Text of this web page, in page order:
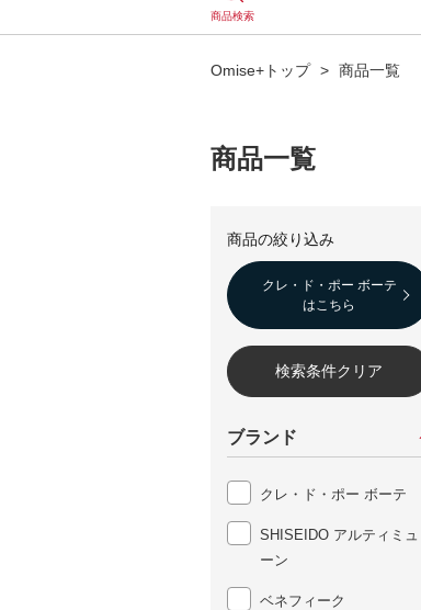
商品検索
Omise+トップ > 商品一覧
商品一覧
クレ・ド・ポー ボーテ
はこちら
検索条件クリア
ブランド
クレ・ド・ポー ボーテ
SHISEIDO アルティミュ
ーン
ベネフィーク